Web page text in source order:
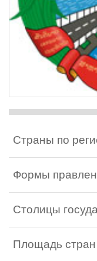
Страны по
Формы
Столицы
Площадь